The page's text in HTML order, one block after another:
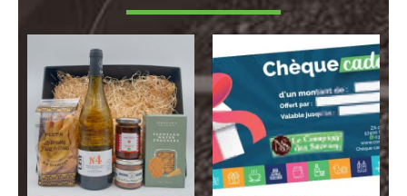
Plage
de
prix :
130,00 €
à
120,00 €